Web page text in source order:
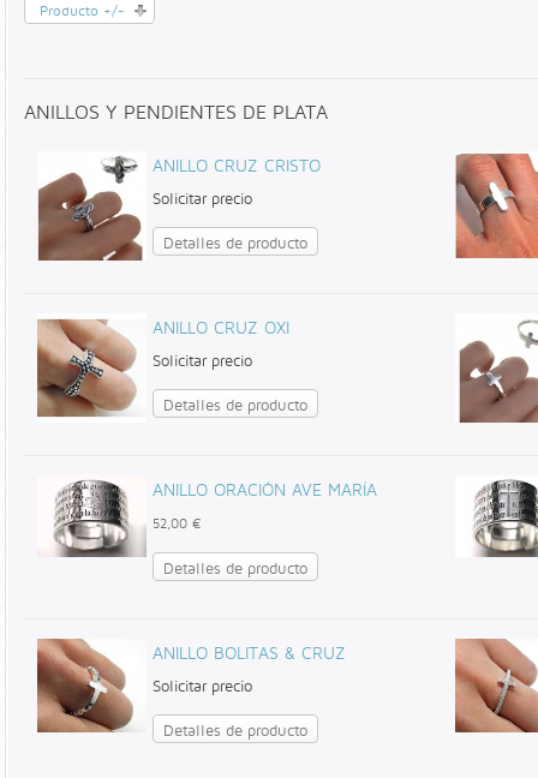
Producto +/-
ANILLOS Y PENDIENTES DE PLATA
ANILLO CRUZ CRISTO
Solicitar precio
Detalles de producto
ANILLO CRUZ OXI
Solicitar precio
Detalles de producto
ANILLO ORACIÓN AVE MARÍA
52,00 €
Detalles de producto
ANILLO BOLITAS & CRUZ
Solicitar precio
Detalles de producto